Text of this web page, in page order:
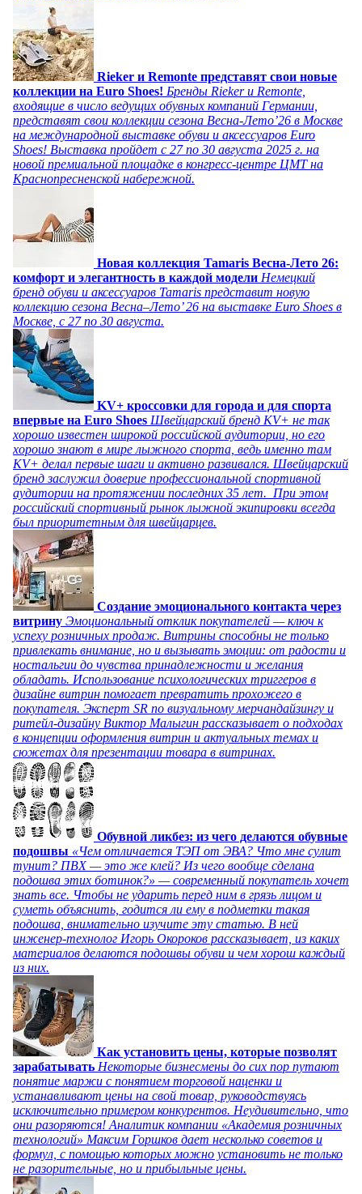
Rieker и Remonte представят свои новые
коллекции на Euro Shoes! Бренды Rieker и Remonte,
входящие в число ведущих обувных компаний Германии,
представят свои коллекции сезона Весна-Лето’26 в Москве
на международной выставке обуви и аксессуаров Euro
Shoes! Выставка пройдет c 27 по 30 августа 2025 г. на
новой премиальной площадке в конгресс-центре ЦМТ на
Краснопресненской набережной.
Новая коллекция Tamaris Весна-Лето 26:
комфорт и элегантность в каждой модели Немецкий
бренд обуви и аксессуаров Tamaris представит новую
коллекцию сезона Весна–Лето’ 26 на выставке Euro Shoes в
Москве, с 27 по 30 августа.
KV+ кроссовки для города и для спорта
впервые на Euro Shoes Швейцарский бренд KV+ не так
хорошо известен широкой российской аудитории, но его
хорошо знают в мире лыжного спорта, ведь именно там
KV+ делал первые шаги и активно развивался. Швейцарский
бренд заслужил доверие профессиональной спортивной
аудитории на протяжении последних 35 лет. При этом
российский спортивный рынок лыжной экипировки всегда
был приоритетным для швейцарцев.
Создание эмоционального контакта через
витрину Эмоциональный отклик покупателей — ключ к
успеху розничных продаж. Витрины способны не только
привлекать внимание, но и вызывать эмоции: от радости и
ностальгии до чувства принадлежности и желания
обладать. Использование психологических триггеров в
дизайне витрин помогает превратить прохожего в
покупателя. Эксперт SR по визуальному мерчандайзингу и
ритейл-дизайну Виктор Малыгин рассказывает о подходах
в концепции оформления витрин и актуальных темах и
сюжетах для презентации товара в витринах.
Обувной ликбез: из чего делаются обувные
подошвы «Чем отличается ТЭП от ЭВА? Что мне сулит
тунит? ПВХ — это же клей? Из чего вообще сделана
подошва этих ботинок?» — современный покупатель хочет
знать все. Чтобы не ударить перед ним в грязь лицом и
суметь объяснить, годится ли ему в подметки такая
подошва, внимательно изучите эту статью. В ней
инженер-технолог Игорь Окороков рассказывает, из каких
материалов делаются подошвы обуви и чем хорош каждый
из них.
Как установить цены, которые позволят
зарабатывать Некоторые бизнесмены до сих пор путают
понятие маржи с понятием торговой наценки и
устанавливают цены на свой товар, руководствуясь
исключительно примером конкурентов. Неудивительно, что
они разоряются! Аналитик компании «Академия розничных
технологий» Максим Горшков дает несколько советов и
формул, с помощью которых можно установить не только
не разорительные, но и прибыльные цены.